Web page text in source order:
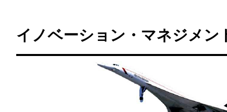
テ
イノベーション・マネジメン